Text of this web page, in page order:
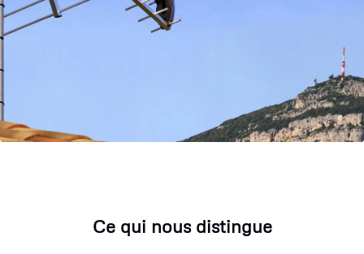
Ce qui nous distingue